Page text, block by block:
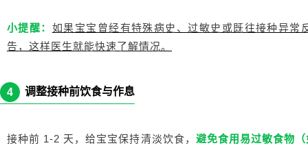
小提醒： 如果宝宝曾经有特殊病史、过敏史或既往接种异常
告，这样医生就能快速了解情况。
4 调整接种前饮食与作息
接种前 1-2 天，给宝宝保持清淡饮食， 避免食用易过敏食物